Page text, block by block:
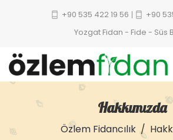
+90 535 422 19 56
+90
Yozgat Fidan - Fide - Süs
Hakkımızda
Özlem Fidancılık